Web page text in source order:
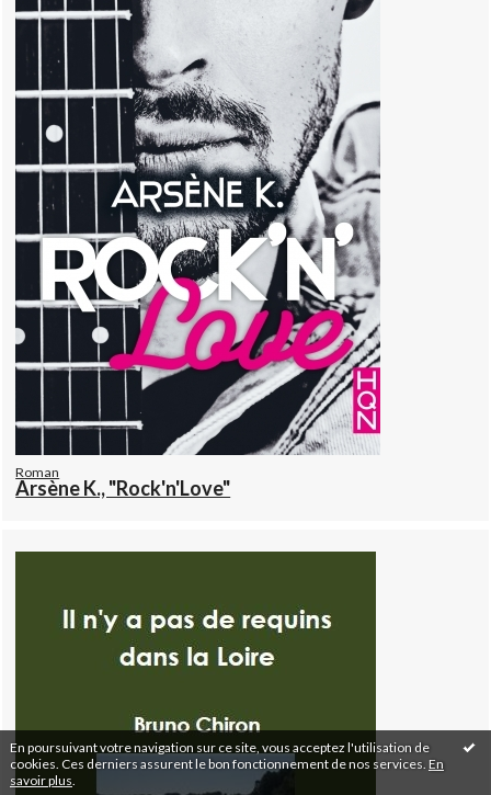
En poursuivant votre navigation sur ce site, vous acceptez l'utilisation de
cookies. Ces derniers assurent le bon fonctionnement de nos services. En
savoir plus
Roman
Arsène K., "Rock'n'Love"